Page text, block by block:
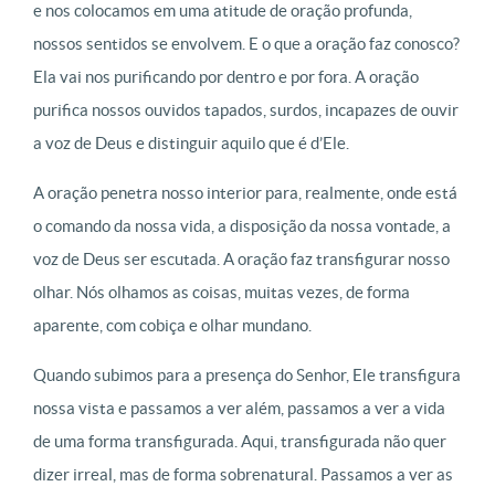
e nos colocamos em uma atitude de oração profunda,
nossos sentidos se envolvem. E o que a oração faz conosco?
Ela vai nos purificando por dentro e por fora. A oração
purifica nossos ouvidos tapados, surdos, incapazes de ouvir
a voz de Deus e distinguir aquilo que é d’Ele.
A oração penetra nosso interior para, realmente, onde está
o comando da nossa vida, a disposição da nossa vontade, a
voz de Deus ser escutada. A oração faz transfigurar nosso
olhar. Nós olhamos as coisas, muitas vezes, de forma
aparente, com cobiça e olhar mundano.
Quando subimos para a presença do Senhor, Ele transfigura
nossa vista e passamos a ver além, passamos a ver a vida
de uma forma transfigurada. Aqui, transfigurada não quer
dizer irreal, mas de forma sobrenatural. Passamos a ver as